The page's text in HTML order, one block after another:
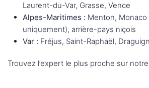
Laurent-du-Var, Grasse, Vence
Alpes-Maritimes : Menton, Monaco
uniquement), arrière-pays niçois
Var : Fréjus, Saint-Raphaël,
Trouvez l’expert le plus proche sur notre